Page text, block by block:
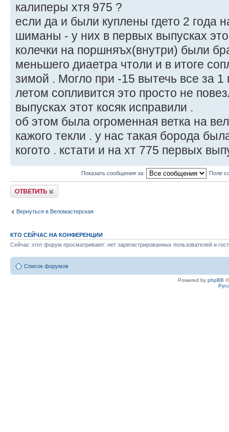
калиперы хтя 975 ?
если да и были куплены гдето 2 года
шиманы - у них в первых выпусках
колечки на поршняъх(внутри) были
меньшего диаетра чтоли и в итоге
зимой . Могло при -15 вытечь все за 1
летом сопливится это просто не
выпусках этот косяк исправили .
об этом была огроменная ветка на
кажого текли . у нас такая борода
когото . кстати и на хт 775 первых
Показать сообщения за: Поле
Ответить
Вернуться в Веломастерская
КТО СЕЙЧАС НА КОНФЕРЕНЦИИ
Сейчас этот форум просматривают: нет зарегистрированных пользователей и
Список форумов
Powered by phpBB